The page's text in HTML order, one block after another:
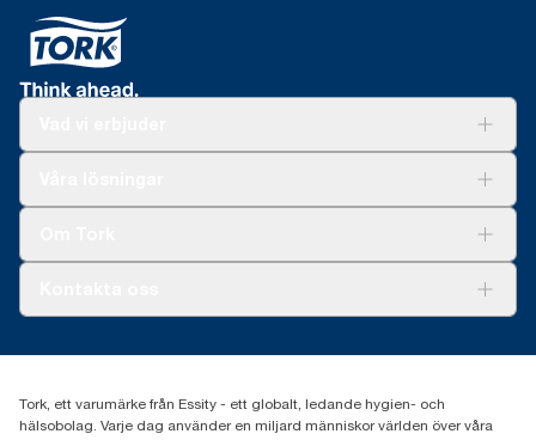
031-746 17 00
Tork, ett varumärke från Essity - ett globalt, ledande hygien- och
hälsobolag. Varje dag använder en miljard människor världen över våra